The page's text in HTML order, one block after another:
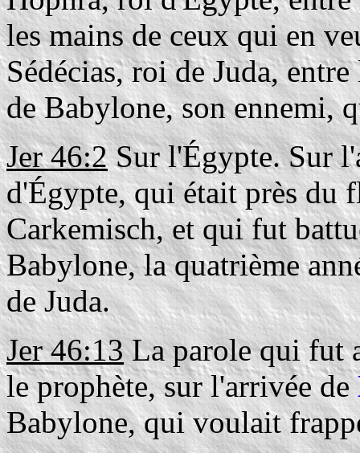
les mains de ceux qui en
Sédécias, roi de Juda,
de Babylone, son ennemi,
Jer 46:2Sur l'Égypte. Sur
d'Égypte, qui était près du
Carkemisch, et qui fut
Babylone, la quatrième
de Juda.
Jer 46:13La parole qui fut
le prophète, sur l'arrivée de
Babylone, qui voulait